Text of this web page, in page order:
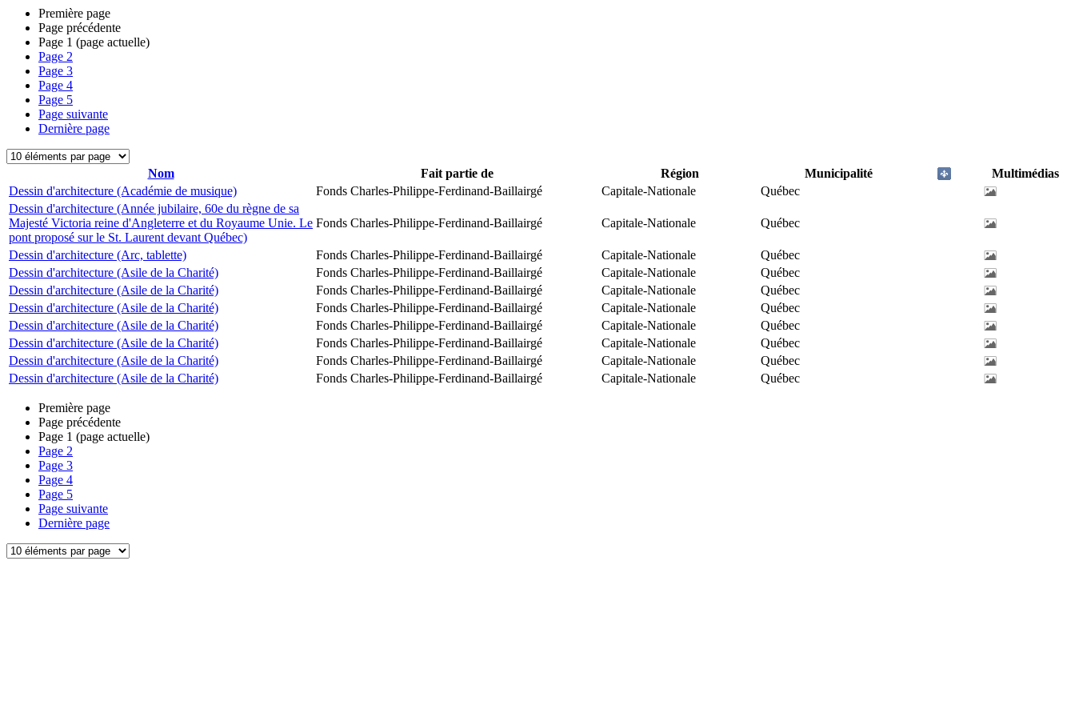
Première page
Page précédente
Page 1 (page actuelle)
Page 2
Page 3
Page 4
Page 5
Page suivante
Dernière page
Nom Fait partie de Région Municipalité
Multimédias
Dessin d'architecture (Académie de musique)
Fonds Charles-Philippe-Ferdinand-Baillairgé Capitale-Nationale
Québec
Dessin d'architecture (Année jubilaire, 60e du règne de sa
Majesté Victoria reine d'Angleterre et du Royaume Unie. Le
pont proposé sur le St. Laurent devant Québec)
Fonds Charles-Philippe-Ferdinand-Baillairgé Capitale-Nationale Québec
Dessin d'architecture (Arc, tablette) Fonds Charles-Philippe-Ferdinand-Baillairgé Capitale-Nationale
Québec
Dessin d'architecture (Asile de la Charité)
Fonds Charles-Philippe-Ferdinand-Baillairgé Capitale-Nationale
Québec
Dessin d'architecture (Asile de la Charité)
Fonds Charles-Philippe-Ferdinand-Baillairgé Capitale-Nationale
Québec
Dessin d'architecture (Asile de la Charité)
Fonds Charles-Philippe-Ferdinand-Baillairgé Capitale-Nationale
Québec
Dessin d'architecture (Asile de la Charité)
Fonds Charles-Philippe-Ferdinand-Baillairgé Capitale-Nationale
Québec
Dessin d'architecture (Asile de la Charité)
Fonds Charles-Philippe-Ferdinand-Baillairgé Capitale-Nationale
Québec
Dessin d'architecture (Asile de la Charité)
Fonds Charles-Philippe-Ferdinand-Baillairgé Capitale-Nationale
Québec
Dessin d'architecture (Asile de la Charité)
Fonds Charles-Philippe-Ferdinand-Baillairgé Capitale-Nationale Québec
Première page
Page précédente
Page 1 (page actuelle)
Page 2
Page 3
Page 4
Page 5
Page suivante
Dernière page